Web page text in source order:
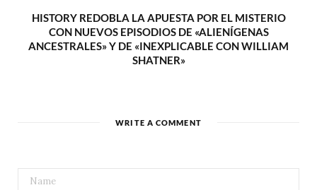
HISTORY REDOBLA LA APUESTA POR EL MISTERIO
CON NUEVOS EPISODIOS DE «ALIENÍGENAS
ANCESTRALES» Y DE «INEXPLICABLE CON WILLIAM
SHATNER»
WRITE A COMMENT